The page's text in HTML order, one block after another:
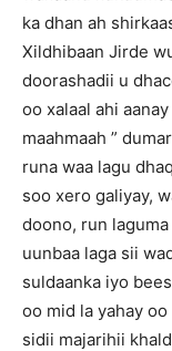
ka dhan ah
Xildhibaan Jirde
doorashadii u
oo xalaal ahi
maahmaah ”
runa waa lagu
soo xero galiyay,
doono, run
uunbaa laga sii
suldaanka iyo
oo mid la yahay
sidii majarihii